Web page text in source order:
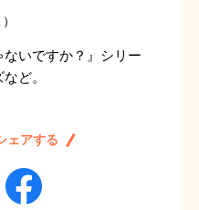
いですか？』シリー
ど。
ェアする